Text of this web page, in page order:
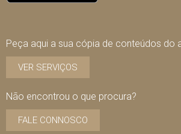
Peça aqui a sua cópia de conteúdos do
VER SERVIÇOS
Não encontrou o que procura?
FALE CONNOSCO